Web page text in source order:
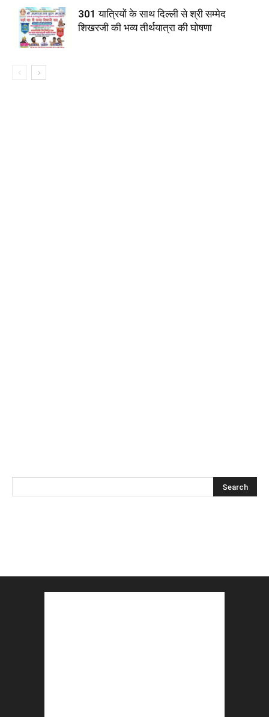
301 यात्रियों के साथ दिल्ली से श्री सम्मेद
शिखरजी की भव्य तीर्थयात्रा की घोषणा